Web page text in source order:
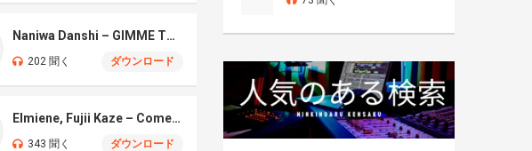
Naniwa Danshi – GIMME THE DAY
202 聞く ダウンロード
Elmiene, Fujii Kaze – Comets Gold
343 聞く ダウンロード